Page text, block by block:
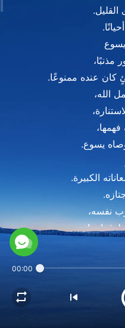
مذنبًا،
كان عنده ممنوعًا.
الله،
يسوع.
الكبيرة.
نفسه،
انتزاع
بعمقٍ
00:00